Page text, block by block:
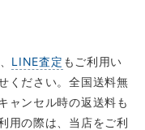
LINE査定 もご利用い
ください。全国送料無
ャンセル時の返送料も
用の際は、当店をご利